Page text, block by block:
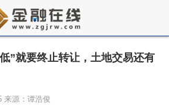
”就要终止转让，土地交易还有
来源：谭浩俊